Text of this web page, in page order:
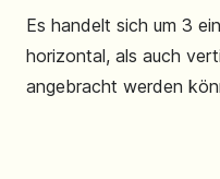
Es handelt sich um 3
horizontal, als auch
angebracht werden